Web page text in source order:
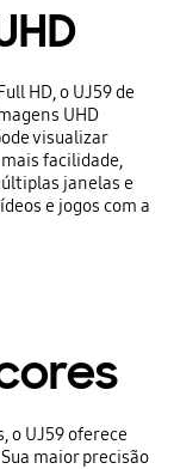
HD, o UJ59 de
UHD
visualizar
facilidade,
janelas e
e jogos com a
o UJ59 oferece
maior precisão